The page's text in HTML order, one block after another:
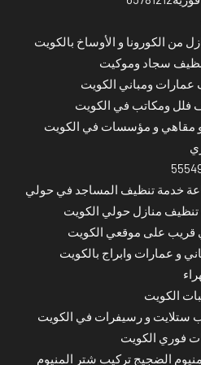
من الكورونا و الأوساخ بالكويت
سجاد وموكيت
ومباني الكويت
ومكاتب في الكويت
مقاهي و مؤسسات في الكويت
منازل حولي الكويت
قريب على موقعي الكويت
و عمارات وابراج بالكويت
الكويت
فوري الكويت
الضجيج تركيب شتر المنيوم